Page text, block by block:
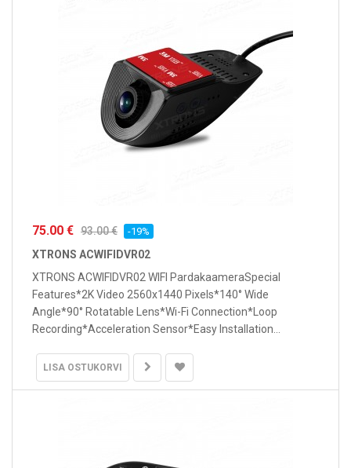
75.00 € 93.00 € -19%
XTRONS ACWIFIDVR02
XTRONS ACWIFIDVR02 WIFI PardakaameraSpecial
Features*2K Video 2560x1440 Pixels*140° Wide
Angle*90° Rotatable Lens*Wi-Fi Connection*Loop
Recording*Acceleration Sensor*Easy Installation...
LISA OSTUKORVI